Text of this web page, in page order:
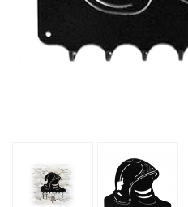
Déco
pour
collectionneurs